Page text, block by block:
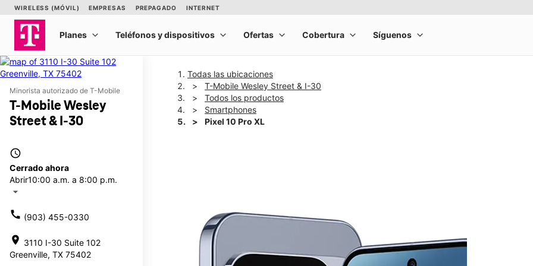
Minorista autorizado de T-Mobile
T-Mobile Wesley
Street & I-30
access_time
Cerrado ahora
Abrir10:00 a.m. a 8:00 p.m.
arrow_drop_down
call (903) 455-0330
location_on 3110 I-30 Suite 102
Greenville, TX 75402
Todas las ubicaciones
T-Mobile Wesley Street & I-30
Todos los productos
Smartphones
Pixel 10 Pro XL